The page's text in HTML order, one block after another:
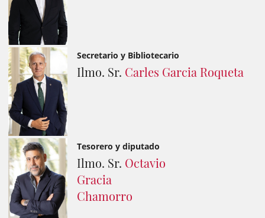
Secretario y Bibliotecario
Ilmo. Sr. Carles Garcia Roqueta
Tesorero y diputado
Ilmo. Sr. Octavio
Gracia
Chamorro